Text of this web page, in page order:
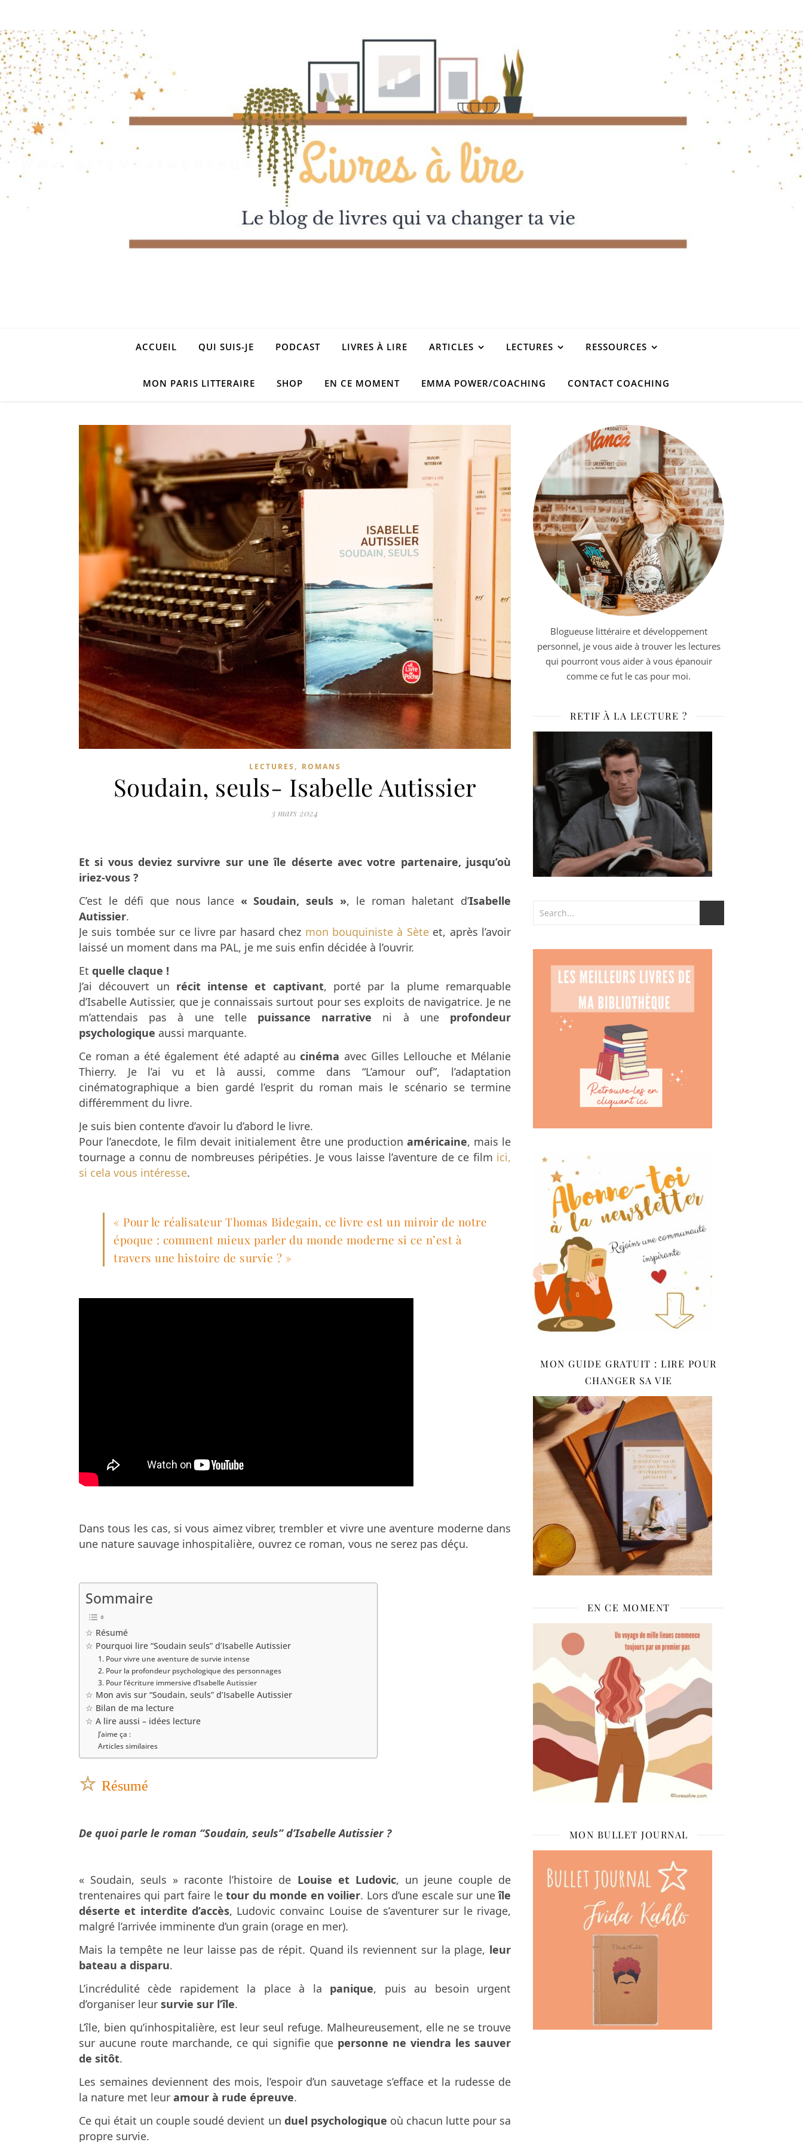
ACCUEIL QUI SUIS-JE PODCAST LIVRES À LIRE ARTICLES LECTURES RESSOURCES
MON PARIS LITTERAIRE SHOP EN CE MOMENT EMMA POWER/COACHING CONTACT COACHING
LECTURES , ROMANS
Soudain, seuls- Isabelle Autissier
3 mars 2024
Et si vous deviez survivre sur une île déserte avec votre partenaire, jusqu’où
iriez-vous ?
C’est le défi que nous lance « Soudain, seuls », le roman haletant d’Isabelle
Autissier.
Je suis tombée sur ce livre par hasard chez mon bouquiniste à Sèteet, après l’avoir
laissé un moment dans ma PAL, je me suis enfin décidée à l’ouvrir.
Et quelle claque !
J’ai découvert un récit intense et captivant, porté par la plume remarquable
d’Isabelle Autissier, que je connaissais surtout pour ses exploits de navigatrice. Je ne
m’attendais pas à une telle puissance narrative ni à une profondeur
psychologique aussi marquante.
Ce roman a été également été adapté aucinéma avec Gilles Lellouche et Mélanie
Thierry. Je l’ai vu et là aussi, comme dans “L’amour ouf”, l’adaptation
cinématographique a bien gardé l’esprit du roman mais le scénario se termine
différemment du livre.
Je suis bien contente d’avoir lu d’abord le livre.
Pour l’anecdote, le film devait initialement être une production américaine, mais le
tournage a connu de nombreuses péripéties. Je vous laisse l’aventure de ce film ici,
si cela vous intéresse.
« Pour le réalisateur Thomas Bidegain, ce livre est un miroir de notre
époque : comment mieux parler du monde moderne si ce n’est à
travers une histoire de survie ? »
Dans tous les cas, si vous aimez vibrer, trembler et vivre une aventure moderne dans
une nature sauvage inhospitalière, ouvrez ce roman, vous ne serez pas déçu.
Sommaire
☆ Résumé
☆ Pourquoi lire “Soudain seuls” d’Isabelle Autissier
1. Pour vivre une aventure de survie intense
2. Pour la profondeur psychologique des personnages
3. Pour l’écriture immersive d’Isabelle Autissier
☆ Mon avis sur “Soudain, seuls” d’Isabelle Autissier
☆ Bilan de ma lecture
☆ A lire aussi – idées lecture
J’aime ça :
Articles similaires
☆ Résumé
De quoi parle le roman “Soudain, seuls” d’Isabelle Autissier ?
« Soudain, seuls » raconte l’histoire de Louise et Ludovic, un jeune couple de
trentenaires qui part faire letour du monde en voilier. Lors d’une escale sur uneîle
déserte et interdite d’accès, Ludovic convainc Louise de s’aventurer sur le rivage,
malgré l’arrivée imminente d’un grain (orage en mer).
Mais la tempête ne leur laisse pas de répit. Quand ils reviennent sur la plage, leur
bateau a disparu.
L’incrédulité cède rapidement la place à la panique, puis au besoin urgent
d’organiser leur survie sur l’île.
L’île, bien qu’inhospitalière, est leur seul refuge. Malheureusement, elle ne se trouve
sur aucune route marchande, ce qui signifie que personne ne viendra les sauver
de sitôt.
Les semaines deviennent des mois, l’espoir d’un sauvetage s’efface et la rudesse de
la nature met leur amour à rude épreuve.
Ce qui était un couple soudé devient un duel psychologique où chacun lutte pour sa
propre survie.
Blogueuse littéraire et développement
personnel, je vous aide à trouver les lectures
qui pourront vous aider à vous épanouir
comme ce fut le cas pour moi.
RETIF À LA LECTURE ?
MON GUIDE GRATUIT : LIRE POUR
CHANGER SA VIE
EN CE MOMENT
MON BULLET JOURNAL